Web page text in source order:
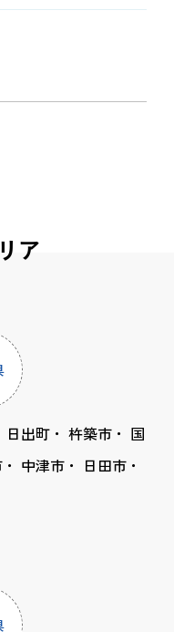
ア
日出町 杵築市
国
中津市
日田市